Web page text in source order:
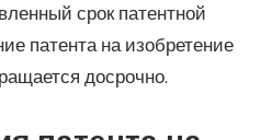
срок патентной
патента на изобретение
досрочно.